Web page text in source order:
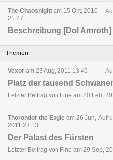
The Chaosnight am 15 Okt, 2010
21:27
Beschreibung [Dol Amroth]
Themen
Vexor am 23 Aug, 2011 13:45
Platz der tausend
Letzter Beitrag von Fine am 20 Feb,
Thorondor the Eagle am 26 Jun,
2011 23:13
Der Palast des Fürsten
Letzter Beitrag von Fine am 29 Sep,